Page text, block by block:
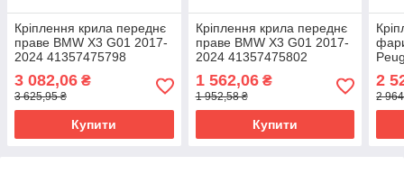
Кріплення крила переднє
праве BMW X3 G01 2017-
2024 41357475798
3 082,06 ₴
3 625,95 ₴
Купити
Кріплення крила переднє
праве BMW X3 G01 2017-
2024 41357475802
1 562,06₴
1 952,58 ₴
Купити
2
2